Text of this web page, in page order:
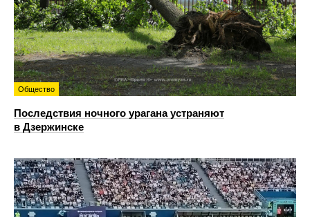
Общество
Последствия ночного урагана устраняют
в Дзержинске